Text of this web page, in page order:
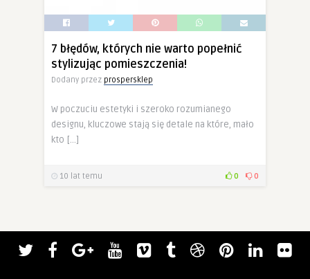
7 błędów, których nie warto popełnić
stylizując pomieszczenia!
Dodany przez prospersklep
W poczuciu estetyki i szeroko rozumianego
designu, kluczowe stają się detale na które, mało
kto […]
10 lat temu 0 0